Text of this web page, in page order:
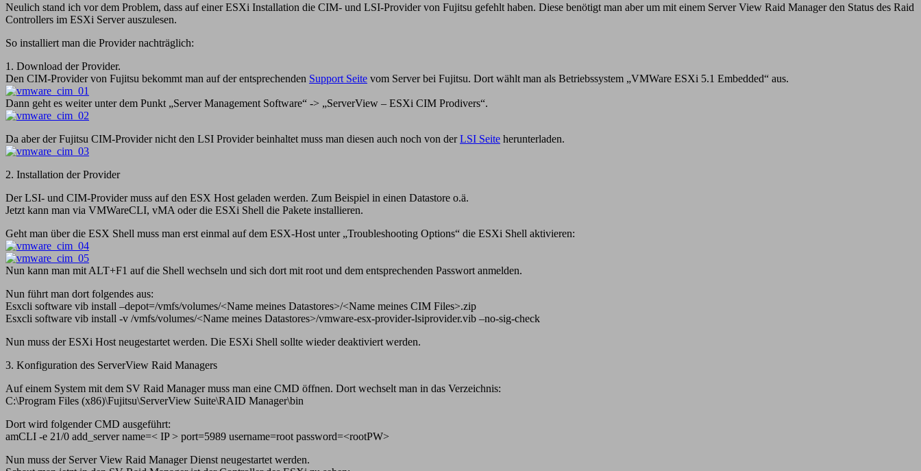
Neulich stand ich vor dem Problem, dass auf einer ESXi Installation die CIM- und LSI-Provider von Fujitsu gefehlt haben. Diese benötigt man aber um mit einem Server View Raid Manager den Status des Raid
Controllers im ESXi Server auszulesen.
So installiert man die Provider nachträglich:
1. Download der Provider.
Den CIM-Provider von Fujitsu bekommt man auf der entsprechenden Support Seite vom Server bei Fujitsu. Dort wählt man als Betriebssystem „VMWare ESXi 5.1 Embedded“ aus.
Dann geht es weiter unter dem Punkt „Server Management Software“ -> „ServerView – ESXi CIM Prodivers“.
Da aber der Fujitsu CIM-Provider nicht den LSI Provider beinhaltet muss man diesen auch noch von derLSI Seite herunterladen.
2. Installation der Provider
Der LSI- und CIM-Provider muss auf den ESX Host geladen werden. Zum Beispiel in einen Datastore o.ä.
Jetzt kann man via VMWareCLI, vMA oder die ESXi Shell die Pakete installieren.
Geht man über die ESX Shell muss man erst einmal auf dem ESX-Host unter „Troubleshooting Options“ die ESXi Shell aktivieren:
Nun kann man mit ALT+F1 auf die Shell wechseln und sich dort mit root und dem entsprechenden Passwort anmelden.
Nun führt man dort folgendes aus:
Esxcli software vib install –depot=/vmfs/volumes/<Name meines Datastores>/<Name meines CIM Files>.zip
Esxcli software vib install -v /vmfs/volumes/<Name meines Datastores>/vmware-esx-provider-lsiprovider.vib –no-sig-check
Nun muss der ESXi Host neugestartet werden. Die ESXi Shell sollte wieder deaktiviert werden.
3. Konfiguration des ServerView Raid Managers
Auf einem System mit dem SV Raid Manager muss man eine CMD öffnen. Dort wechselt man in das Verzeichnis:
C:\Program Files (x86)\Fujitsu\ServerView Suite\RAID Manager\bin
Dort wird folgender CMD ausgeführt:
amCLI -e 21/0 add_server name=< IP > port=5989 username=root password=<rootPW>
Nun muss der Server View Raid Manager Dienst neugestartet werden.